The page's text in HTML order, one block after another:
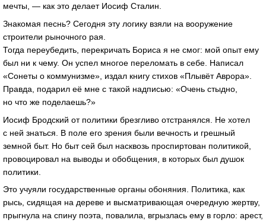
мечты, — как это делает Иосиф Сталин.
Знакомая песнь? Сегодня эту логику взяли на вооружение
строители рыночного рая.
Тогда переубедить, перекричать Бориса я не смог: мой опыт ему
был ни к чему. Он успел многое переломать в себе. Написал
«Сонеты о коммунизме», издал книгу стихов «Плывёт Аврора».
Правда, подарил её мне с такой надписью: «Очень стыдно,
но что же поделаешь?»
Иосиф Бродский от политики брезгливо отстранялся. Не хотел
с ней знаться. В поле его зрения были вечность и грешный
земной быт. Но быт сей был насквозь проспиртован политикой,
провоцировал на выводы и обобщения, в которых был душок
политики.
Это учуяли государственные органы обоняния. Политика, как
рысь, сидящая на дереве и высматривающая очередную жертву,
прыгнула на спину поэта, повалила, вгрызлась ему в горло: арест,